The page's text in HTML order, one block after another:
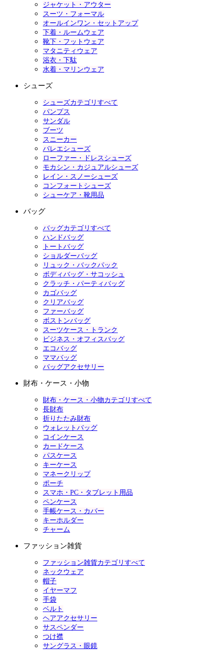
ジャケット・アウター
スーツ・フォーマル
オールインワン・セットアップ
下着・ルームウェア
靴下・フットウェア
マタニティウェア
浴衣・下駄
水着・マリンウェア
シューズ
シューズカテゴリすべて
パンプス
サンダル
ブーツ
スニーカー
バレエシューズ
ローファー・ドレスシューズ
モカシン・カジュアルシューズ
レイン・スノーシューズ
コンフォートシューズ
シューケア・靴用品
バッグ
バッグカテゴリすべて
ハンドバッグ
トートバッグ
ショルダーバッグ
リュック・バックパック
ボディバッグ・サコッシュ
クラッチ・パーティバッグ
カゴバッグ
クリアバッグ
ファーバッグ
ボストンバッグ
スーツケース・トランク
ビジネス・オフィスバッグ
エコバッグ
ママバッグ
バッグアクセサリー
財布・ケース・小物
財布・ケース・小物カテゴリすべて
長財布
折りたたみ財布
ウォレットバッグ
コインケース
カードケース
パスケース
キーケース
マネークリップ
ポーチ
スマホ・PC・タブレット用品
ペンケース
手帳ケース・カバー
キーホルダー
チャーム
ファッション雑貨
ファッション雑貨カテゴリすべて
ネックウェア
帽子
イヤーマフ
手袋
ベルト
ヘアアクセサリー
サスペンダー
つけ襟
サングラス・眼鏡